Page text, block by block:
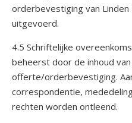
orderbevestiging van
uitgevoerd.
4.5 Schriftelijke
beheerst door de inhoud
offerte/orderbevestiging.
correspondentie,
rechten worden ontleend.